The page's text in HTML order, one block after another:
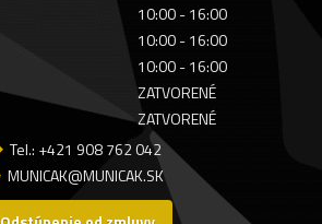
10:00 - 16:00
10:00 - 16:00
10:00 - 16:00
ZATVORENÉ
ZATVORENÉ
Tel.: +421 908 762 042
MUNICAK@MUNICAK.SK